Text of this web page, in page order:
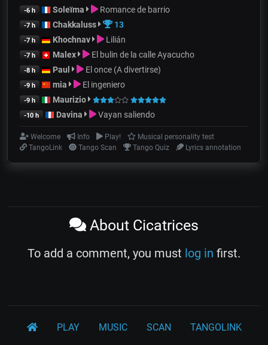
-6 h Soleïma Romance de barrio
-7 h Chakkaluss 13
-7 h Khochnav Lilián
-7 h Malex El bulin de la calle Ayacucho
-8 h Paul El once (A divertirse)
-9 h mia El ingeniero
-9 h Maurizio
-10 h Davina Vayan saliendo
Welcome Info Play!
Musical personality test
TangoLink
Tango Scan Tango Quiz Lyrics annotation
About Cicatrices
To add a comment, you must log in first.
PLAY MUSIC SCAN TANGOLINK